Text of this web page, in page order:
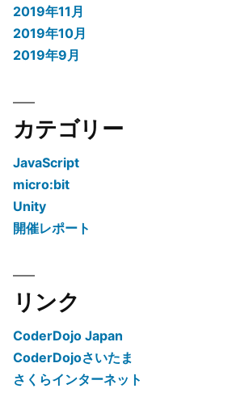
2019年11月
2019年10月
2019年9月
カテゴリー
JavaScript
micro:bit
Unity
開催レポート
リンク
CoderDojo Japan
CoderDojoさいたま
さくらインターネット